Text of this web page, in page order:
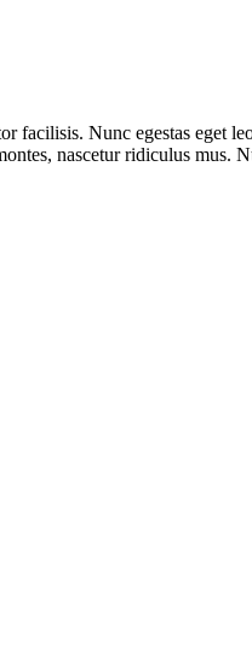
Nunc egestas eget
nascetur ridiculus mus.